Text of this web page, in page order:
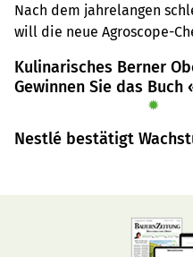
Nach dem jahrelangen
will die neue Agroscope-
erläutert sie, wie diese
auf kleine, effiziente und
Kulinarisches Berner
Gewinnen Sie das Buch
✹
Nestlé bestätigt